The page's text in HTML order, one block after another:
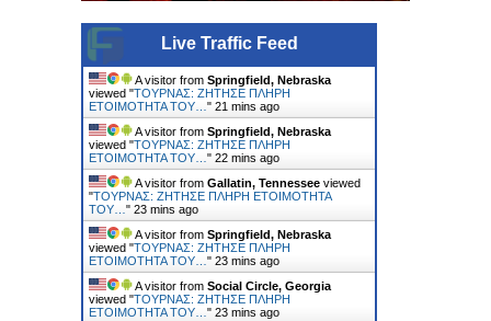
Live Traffic Feed
A visitor from Springfield, Nebraska
viewed "ΤΟΥΡΝΑΣ: ΖΗΤΗΣΕ ΠΛΗΡΗ
ΕΤΟΙΜΟΤΗΤΑ ΤΟΥ… " 21 mins ago
A visitor from Springfield, Nebraska
viewed "ΤΟΥΡΝΑΣ: ΖΗΤΗΣΕ ΠΛΗΡΗ
ΕΤΟΙΜΟΤΗΤΑ ΤΟΥ… " 22 mins ago
A visitor from Gallatin, Tennessee viewed
"ΤΟΥΡΝΑΣ: ΖΗΤΗΣΕ ΠΛΗΡΗ ΕΤΟΙΜΟΤΗΤΑ
ΤΟΥ… " 23 mins ago
A visitor from Springfield, Nebraska
viewed "ΤΟΥΡΝΑΣ: ΖΗΤΗΣΕ ΠΛΗΡΗ
ΕΤΟΙΜΟΤΗΤΑ ΤΟΥ… " 23 mins ago
A visitor from Social Circle, Georgia
viewed "ΤΟΥΡΝΑΣ: ΖΗΤΗΣΕ ΠΛΗΡΗ
ΕΤΟΙΜΟΤΗΤΑ ΤΟΥ… " 23 mins ago